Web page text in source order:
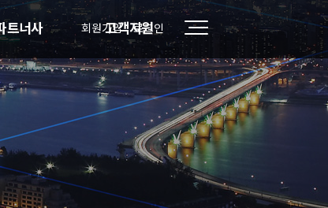
트너사 고객지원
회원가입 로그인